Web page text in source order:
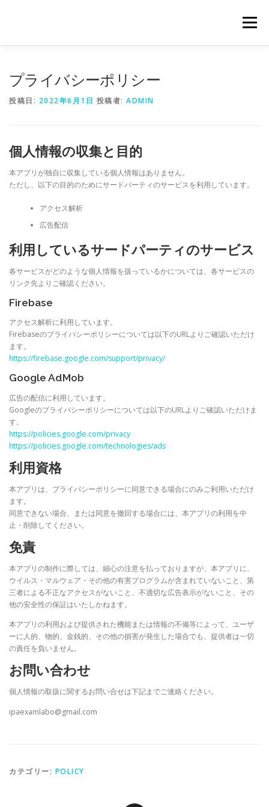
メニュー
プライバシーポリシー
投稿日: 2022年6月1日 投稿者: ADMIN
個人情報の収集と目的
本アプリが独自に収集している個人情報はありません。
ただし、以下の目的のためにサードパーティのサービスを利用しています。
アクセス解析
広告配信
利用しているサードパーティのサービス
各サービスがどのような個人情報を扱っているかについては、各サービスの
リンク先よりご確認ください。
Firebase
アクセス解析に利用しています。
Firebaseのプライバシーポリシーについては以下のURLよりご確認いただけ
ます。
https://firebase.google.com/support/privacy/
Google AdMob
広告の配信に利用しています。
Googleのプライバシーポリシーについては以下のURLよりご確認いただけま
す。
https://policies.google.com/privacy
https://policies.google.com/technologies/ads
利用資格
本アプリは、プライバシーポリシーに同意できる場合にのみご利用いただけ
ます。
同意できない場合、または同意を撤回する場合には、本アプリの利用を中
止・削除してください。
免責
本アプリの制作に際しては、細心の注意を払っておりますが、本アプリに、
ウイルス・マルウェア・その他の有害プログラムが含まれていないこと、第
三者による不正なアクセスがないこと、不適切な広告表示がないこと、その
他の安全性の保証はいたしかねます。
本アプリの利用および提供された機能または情報の不備等によって、ユーザ
ーに人的、物的、金銭的、その他の損害が発生した場合でも、提供者は一切
の責任を負いません。
お問い合わせ
個人情報の取扱に関するお問い合せは下記までご連絡ください。
ipaexamlabo@gmail.com
カテゴリー: POLICY